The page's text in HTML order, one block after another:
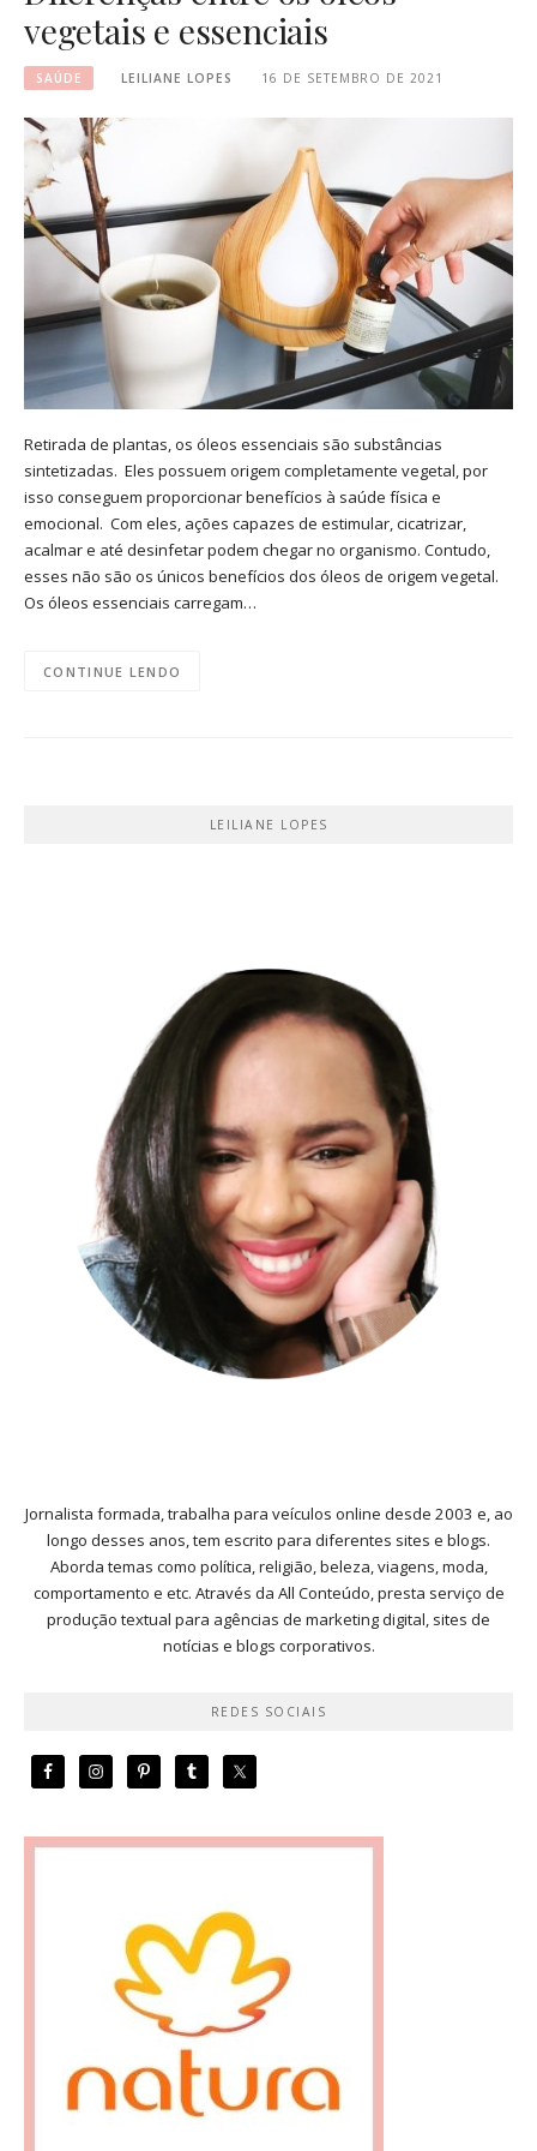
vegetais e essenciais
SAÚDE LEILIANE LOPES 16 DE SETEMBRO DE 2021
Retirada de plantas, os óleos essenciais são substâncias
sintetizadas. Eles possuem origem completamente vegetal, por
isso conseguem proporcionar benefícios à saúde física e
emocional. Com eles, ações capazes de estimular, cicatrizar,
acalmar e até desinfetar podem chegar no organismo. Contudo,
esses não são os únicos benefícios dos óleos de origem vegetal.
Os óleos essenciais carregam…
CONTINUE LENDO
LEILIANE LOPES
Jornalista formada, trabalha para veículos online desde 2003 e, ao
longo desses anos, tem escrito para diferentes sites e blogs.
Aborda temas como política, religião, beleza, viagens, moda,
comportamento e etc. Através da All Conteúdo, presta serviço de
produção textual para agências de marketing digital, sites de
notícias e blogs corporativos.
REDES SOCIAIS